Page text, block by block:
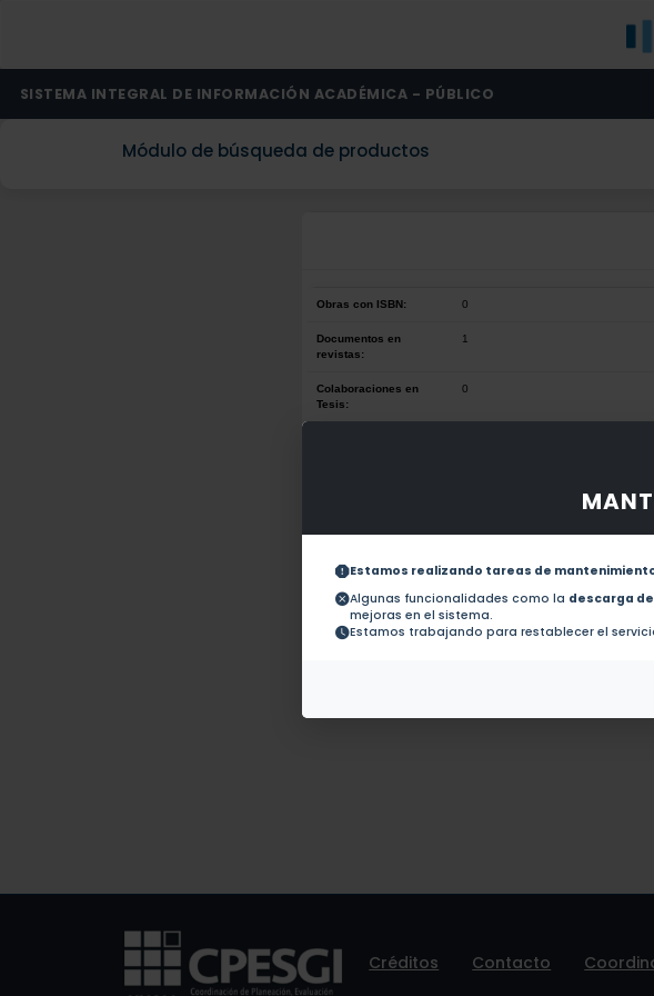
Estamos realizando tareas de
Algunas funcionalidades como la descarga
mejoras en el sistema.
Estamos trabajando para restablecer el
SISTEMA INTEGRAL DE INFORMACIÓN ACADÉMICA - PÚBLICO
Módulo de búsqueda de productos
Obras con ISBN: 0
Documentos en
revistas:
1
Colaboraciones en
Tesis:
0
No hay obras de este autor.
Colaboraciones en
Tesis:
No hay tesis de este autor.
Créditos Contacto